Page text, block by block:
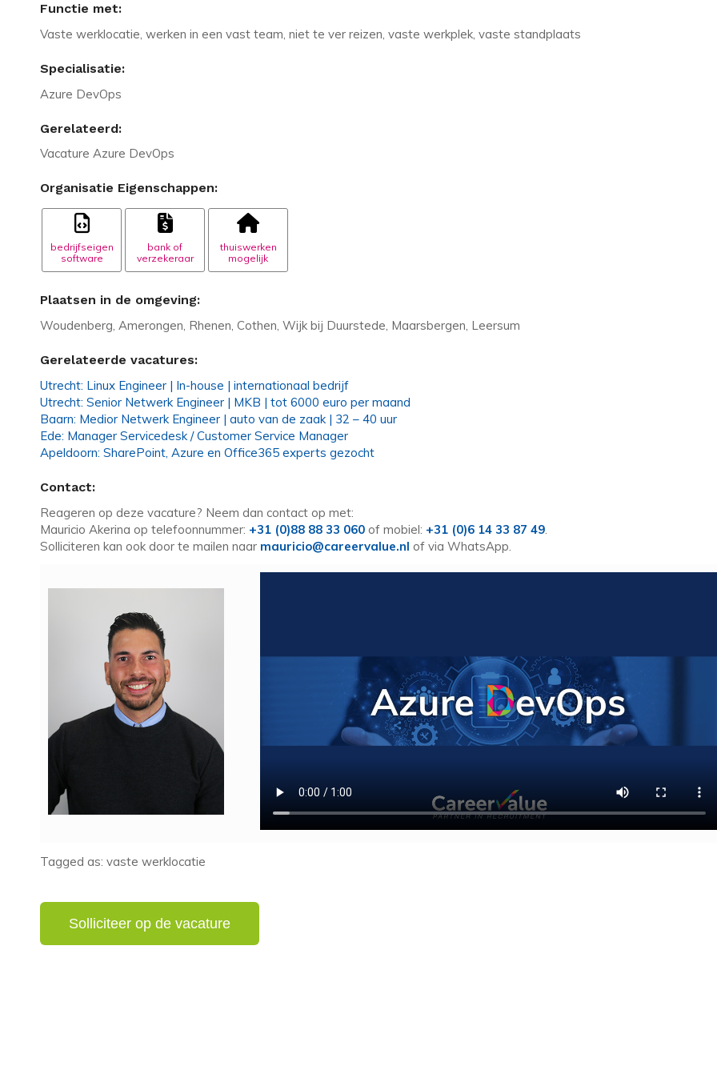
Functie met:
Vaste werklocatie, werken in een vast team, niet te ver reizen, vaste werkplek, vaste standplaats
Specialisatie:
Azure DevOps
Gerelateerd:
Vacature Azure DevOps
Organisatie Eigenschappen:
bedrijfseigen
software
bank of
verzekeraar
thuiswerken
mogelijk
Plaatsen in de omgeving:
Woudenberg, Amerongen, Rhenen, Cothen, Wijk bij Duurstede, Maarsbergen, Leersum
Gerelateerde vacatures:
Utrecht: Linux Engineer | In-house | internationaal bedrijf
Utrecht: Senior Netwerk Engineer | MKB | tot 6000 euro per maand
Baarn: Medior Netwerk Engineer | auto van de zaak | 32 – 40 uur
Ede: Manager Servicedesk / Customer Service Manager
Apeldoorn: SharePoint, Azure en Office365 experts gezocht
Contact:
Reageren op deze vacature? Neem dan contact op met:
Mauricio Akerina op telefoonnummer: +31 (0)88 88 33 060 of mobiel: +31 (0)6 14 33 87 49
Solliciteren kan ook door te mailen naar mauricio@careervalue.nl of via WhatsApp.
Tagged as: vaste werklocatie